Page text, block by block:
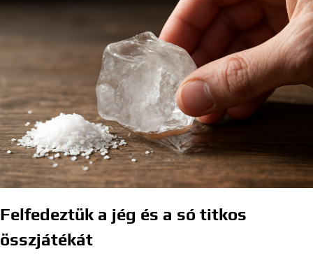
Felfedeztük a jég és a só titkos
összjátékát